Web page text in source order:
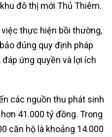
đô thị mới Thủ Thiêm.
việc thực hiện bồi thường,
đúng quy định pháp
đáp ứng quyền và lợi ích
các nguồn thu phát sinh
41.000 tỷ đồng. Trong
căn hộ là khoảng 14.000